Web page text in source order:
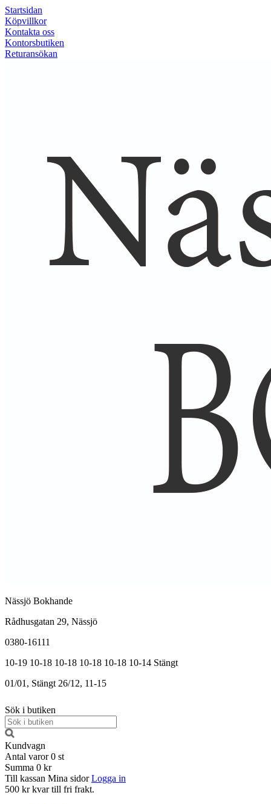
Startsidan
Köpvillkor
Kontakta oss
Kontorsbutiken
Returansökan
Nässjö Bokhande
Rådhusgatan 29, Nässjö
0380-16111
10-19 10-18 10-18 10-18 10-18 10-14 Stängt
01/01, Stängt 26/12, 11-15
Sök i butiken
Kundvagn
Antal varor 0 st
Summa 0 kr
Till kassan Mina sidor Logga in
500 kr kvar till fri frakt.